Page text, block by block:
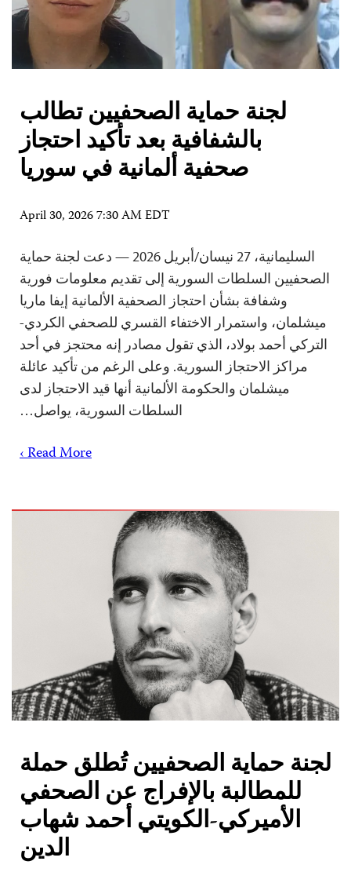
لجنة حماية الصحفيين تطالب
بالشفافية بعد تأكيد احتجاز
صحفية ألمانية في سوريا
April 30, 2026 7:30 AM EDT
السليمانية، 27 نيسان/أبريل 2026 — دعت لجنة حماية
الصحفيين السلطات السورية إلى تقديم معلومات فورية
وشفافة بشأن احتجاز الصحفية الألمانية إيفا ماريا
ميشلمان، واستمرار الاختفاء القسري للصحفي الكردي-
التركي أحمد بولاد، الذي تقول مصادر إنه محتجز في أحد
مراكز الاحتجاز السورية. وعلى الرغم من تأكيد عائلة
ميشلمان والحكومة الألمانية أنها قيد الاحتجاز لدى
السلطات السورية، يواصل…
Read More ›
لجنة حماية الصحفيين تُطلق حملة
للمطالبة بالإفراج عن الصحفي
الأميركي-الكويتي أحمد شهاب
الدين